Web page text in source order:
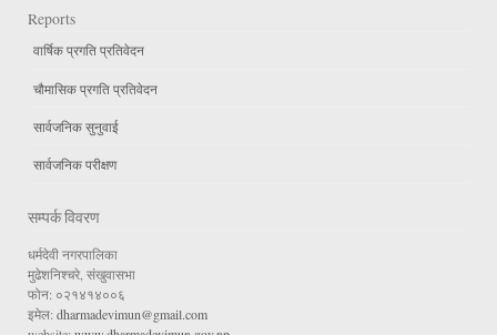
Reports
वार्षिक प्रगति प्रतिवेदन
चौमासिक प्रगति प्रतिवेदन
सार्वजनिक सुनुवाई
सार्वजनिक परीक्षण
सम्पर्क विवरण
धर्मदेवी नगरपालिका
मुढेशनिश्चरे, संखुवासभा
फोन: ०२१४१४००६
इमेल: dharmadevimun@gmail.com